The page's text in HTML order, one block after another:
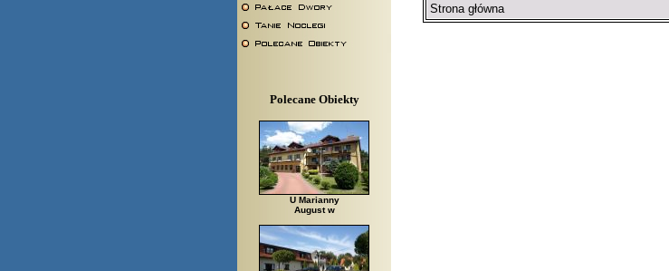
Polecane Obiekty
U Marianny
August w
Strona główna